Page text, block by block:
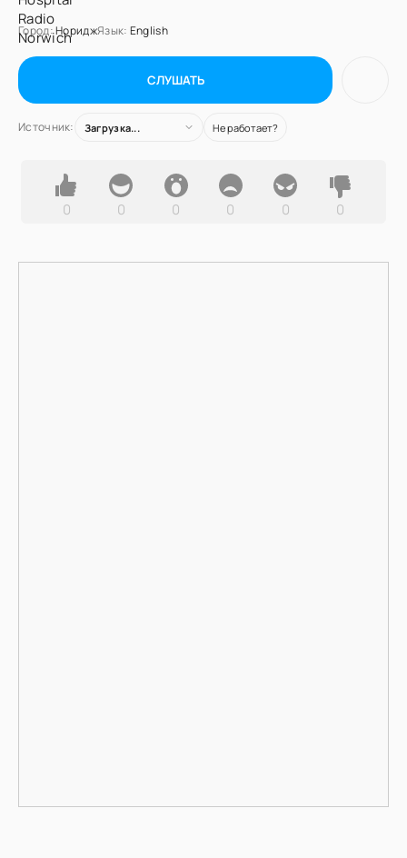
Город:НориджЯзык: English
СЛУШАТЬ
Источник: Загрузка... Не работает?
0 0 0 0 0 0